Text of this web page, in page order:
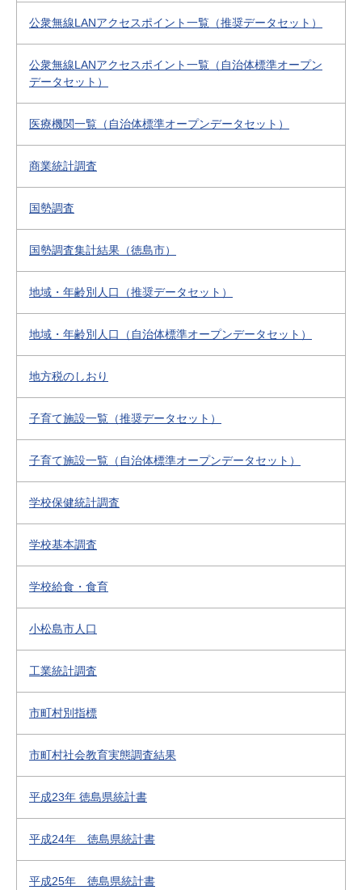
公衆無線LANアクセスポイント一覧（推奨データセット）
公衆無線LANアクセスポイント一覧（自治体標準オープン
データセット）
医療機関一覧（自治体標準オープンデータセット）
商業統計調査
国勢調査
国勢調査集計結果（徳島市）
地域・年齢別人口（推奨データセット）
地域・年齢別人口（自治体標準オープンデータセット）
地方税のしおり
子育て施設一覧（推奨データセット）
子育て施設一覧（自治体標準オープンデータセット）
学校保健統計調査
学校基本調査
学校給食・食育
小松島市人口
工業統計調査
市町村別指標
市町村社会教育実態調査結果
平成23年 徳島県統計書
平成24年 徳島県統計書
平成25年 徳島県統計書